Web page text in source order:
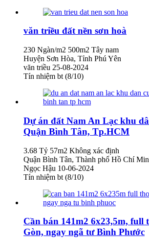
văn triều đất nền sơn hoà
230 Ngàn/m2 500m2 Tây nam
Huyện Sơn Hòa, Tỉnh Phú Yên
văn triều 25-08-2024
Tín nhiệm bt (8/10)
Dự án đất Nam An Lạc khu
Quận Bình Tân, Tp.HCM
3.68 Tỷ 57m2 Không xác định
Quận Bình Tân, Thành phố Hồ Chí
Ngọc Hậu 10-06-2024
Tín nhiệm bt (8/10)
Cần bán 141m2 6x23,5m, full
Gòn, ngay ngã tư Bình Phước